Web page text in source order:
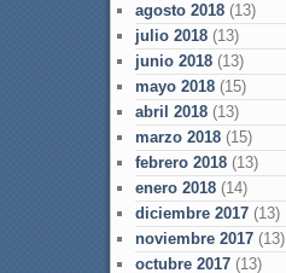
agosto 2018(13)
julio 2018(13)
junio 2018(13)
mayo 2018(15)
abril 2018(13)
marzo 2018(15)
febrero 2018(13)
enero 2018(14)
diciembre 2017(13)
noviembre 2017(13)
octubre 2017(13)